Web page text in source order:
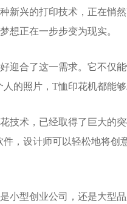
兴的打印技术，正在悄然
想正在一步步变为现实。
迎合了这一需求。它不仅
的照片，T恤印花机都能够
技术，已经取得了巨大的
，设计师可以轻松地将创
小型创业公司，还是大型